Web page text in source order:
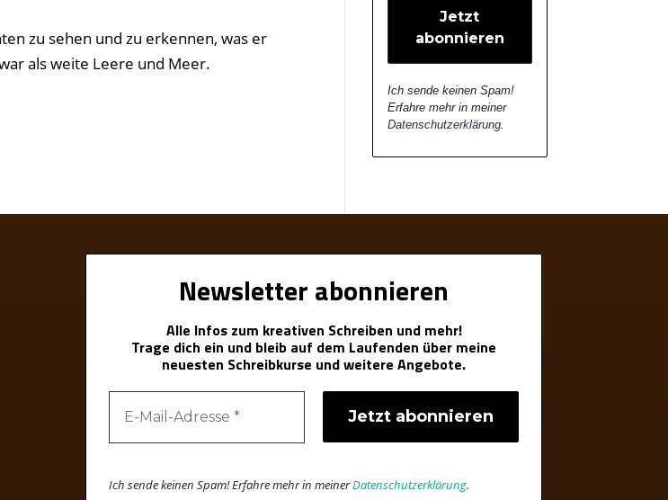
zu sehen und zu erkennen, was er
als weite Leere und Meer.
Ich sende keinen Spam!
Erfahre mehr in meiner
Datenschutzerklärung.
Newsletter abonnieren
Alle Infos zum kreativen Schreiben und mehr!
Trage dich ein und bleib auf dem Laufenden über meine
neuesten Schreibkurse und weitere Angebote.
Ich sende keinen Spam! Erfahre mehr in meinerDatenschutzerklärung.